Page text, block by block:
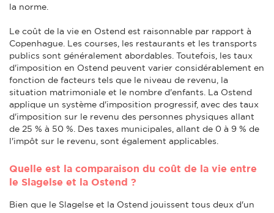
la norme.
Le coût de la vie en Ostend est raisonnable par rapport à
Copenhague. Les courses, les restaurants et les transports
publics sont généralement abordables. Toutefois, les taux
d'imposition en Ostend peuvent varier considérablement en
fonction de facteurs tels que le niveau de revenu, la
situation matrimoniale et le nombre d'enfants. La Ostend
applique un système d'imposition progressif, avec des taux
d'imposition sur le revenu des personnes physiques allant
de 25 % à 50 %. Des taxes municipales, allant de 0 à 9 % de
l'impôt sur le revenu, sont également applicables.
Quelle est la comparaison du coût de la vie entre
le Slagelse et la Ostend ?
Bien que le Slagelse et la Ostend jouissent tous deux d'un